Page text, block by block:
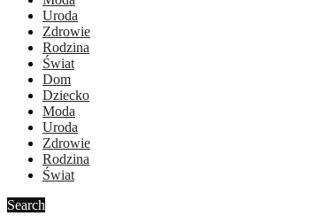
Uroda
Zdrowie
Rodzina
Świat
Dom
Dziecko
Moda
Uroda
Zdrowie
Rodzina
Świat
Search